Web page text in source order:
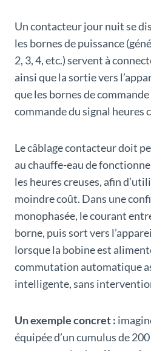
Un contacteur jour nuit se
les bornes de puissance
2, 3, 4, etc.) servent à
ainsi que la sortie vers
que les bornes de
commande du signal heures
Le câblage contacteur doit
au chauffe-eau de
les heures creuses, afin
moindre coût. Dans une
monophasée, le courant
borne, puis sort vers
lorsque la bobine est
commutation automatique
intelligente, sans
Un exemple concret :
équipée d’un cumulus de